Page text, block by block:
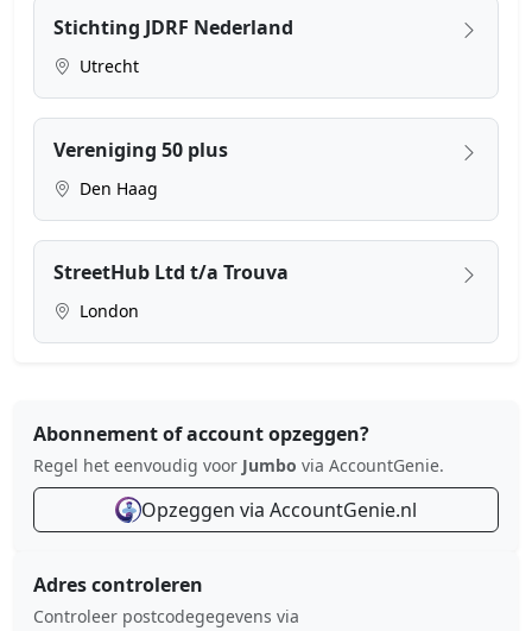
Stichting JDRF Nederland
Utrecht
Vereniging 50 plus
Den Haag
StreetHub Ltd t/a Trouva
London
Abonnement of account opzeggen?
Regel het eenvoudig voor Jumbo via AccountGenie.
Opzeggen via AccountGenie.nl
Adres controleren
Controleer postcodegegevens via